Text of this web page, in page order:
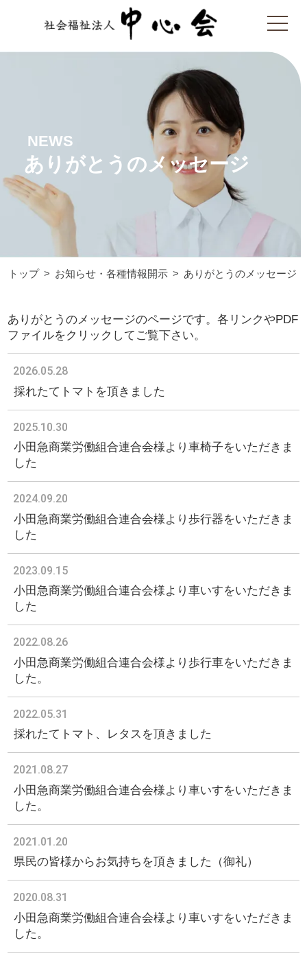
NEWS
ありがとうのメッセージ
トップ お知らせ・各種情報開示 ありがとうのメッセージ
ありがとうのメッセージのページです。各リンクやPDF
ファイルをクリックしてご覧下さい。
2026.05.28
採れたてトマトを頂きました
2025.10.30
小田急商業労働組合連合会様より車椅子をいただきま
した
2024.09.20
小田急商業労働組合連合会様より歩行器をいただきま
した
2023.09.15
小田急商業労働組合連合会様より車いすをいただきま
した
2022.08.26
小田急商業労働組合連合会様より歩行車をいただきま
した。
2022.05.31
採れたてトマト、レタスを頂きました
2021.08.27
小田急商業労働組合連合会様より車いすをいただきま
した。
2021.01.20
県民の皆様からお気持ちを頂きました（御礼）
2020.08.31
小田急商業労働組合連合会様より車いすをいただきま
した。